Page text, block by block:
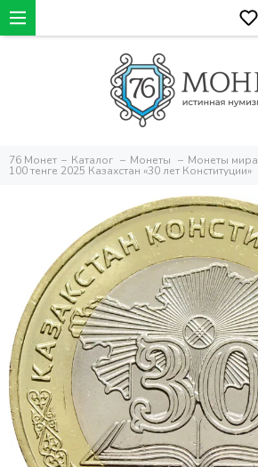
76 Монет Каталог Монеты Монеты мира
100 тенге 2025 Казахстан «30 лет Конституции»